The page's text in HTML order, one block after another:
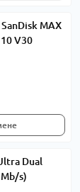
MAX
V30
Dual
s)